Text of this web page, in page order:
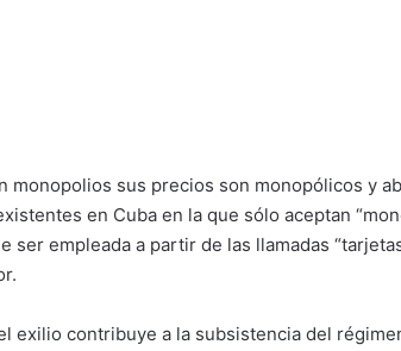
monopolios sus precios son monopólicos y
en Cuba en la que sólo aceptan
ser empleada a partir de las llamadas
exilio contribuye a la subsistencia del